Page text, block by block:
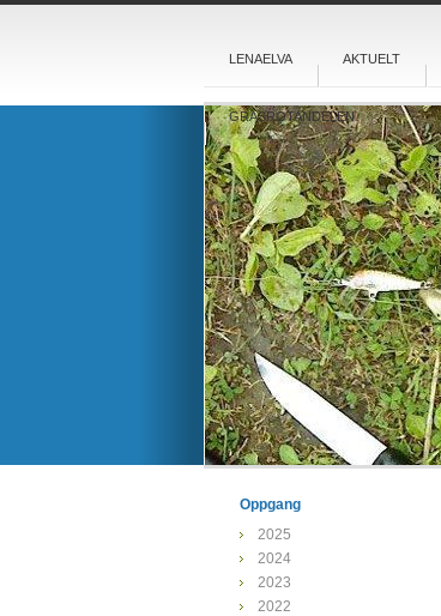
LENAELVA AKTUELT
GRASROTANDELEN
Oppgang
2025
2024
2023
2022